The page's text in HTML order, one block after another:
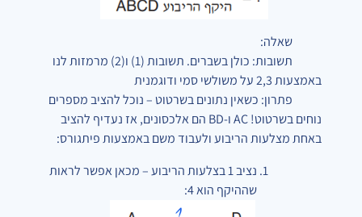
שאלה:
תשובות: כולן בשברים. תשובות (1) ו(2) מרמזות לנו
באמצעות
2,3
על משולשי סמי ודוגמנית
פתרון: כשאין נתונים בשרטוט – נוכל להציב מספרים
נוחים בשרטוט! AC ו-BD הם אלכסונים, אז נעדיף להציב
באחת מצלעות הריבוע ולעבוד משם באמצעות פיתגורס:
נציב 1 בצלעות הריבוע – מכאן אפשר לראות
שההיקף הוא 4: